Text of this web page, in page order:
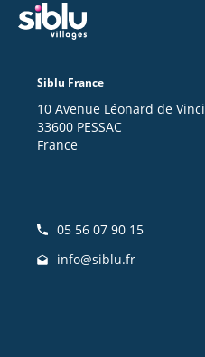
Siblu France
10 Avenue Léonard de Vinci
33600 PESSAC
France
05 56 07 90 15
info@siblu.fr